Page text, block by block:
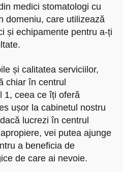
medici stomatologi cu
domeniu, care utilizează
și echipamente pentru a-ți
și calitatea serviciilor,
chiar în centrul
1, ceea ce îți oferă
ușor la cabinetul nostru
lucrezi în centrul
vei putea ajunge
a beneficia de
de care ai nevoie.